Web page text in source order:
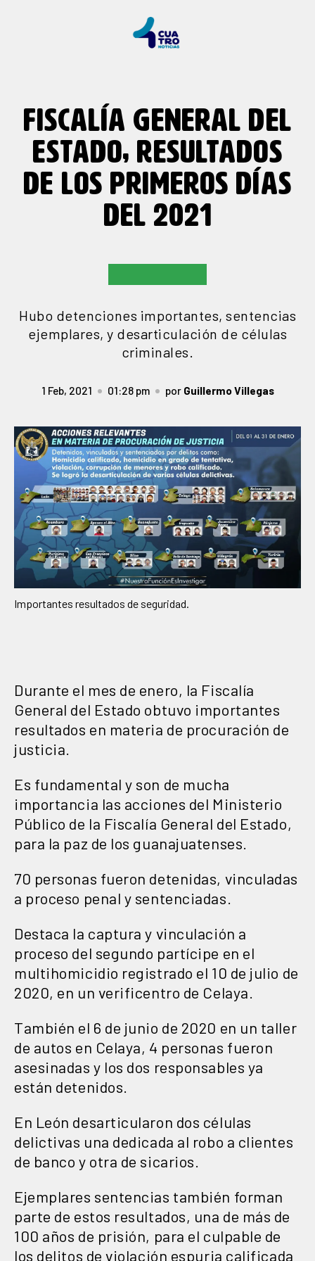
FISCALÍA GENERAL DEL
ESTADO, RESULTADOS
DE LOS PRIMEROS DÍAS
DEL 2021
Hubo detenciones importantes, sentencias
ejemplares, y desarticulación de células
criminales.
1 Feb, 2021 01:28 pm por Guillermo Villegas
Importantes resultados de seguridad.
Durante el mes de enero, la Fiscalía
General del Estado obtuvo importantes
resultados en materia de procuración de
justicia.
Es fundamental y son de mucha
importancia las acciones del Ministerio
Público de la Fiscalía General del Estado,
para la paz de los guanajuatenses.
70 personas fueron detenidas, vinculadas
a proceso penal y sentenciadas.
Destaca la captura y vinculación a
proceso del segundo partícipe en el
multihomicidio registrado el 10 de julio de
2020, en un verificentro de Celaya.
También el 6 de junio de 2020 en un taller
de autos en Celaya, 4 personas fueron
asesinadas y los dos responsables ya
están detenidos.
En León desarticularon dos células
delictivas una dedicada al robo a clientes
de banco y otra de sicarios.
Ejemplares sentencias también forman
parte de estos resultados, una de más de
100 años de prisión, para el culpable de
los delitos de violación espuria calificada